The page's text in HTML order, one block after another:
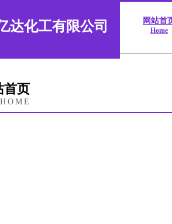
达化工有限公司 网站首
Home
首页